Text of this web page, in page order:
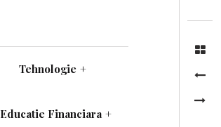
Tehnologie +
Educatie Financiara +